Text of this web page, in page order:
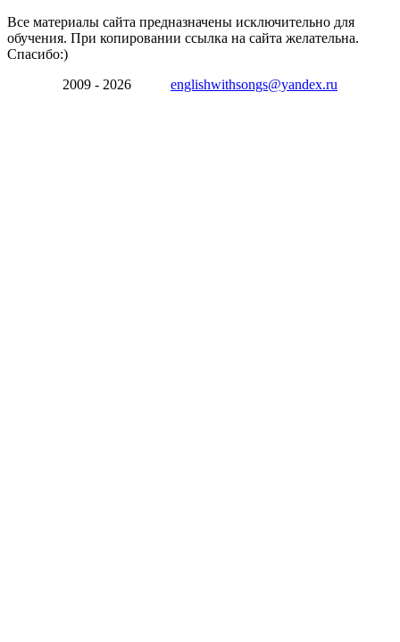
Все материалы сайта предназначены исключительно для
обучения. При копировании ссылка на сайта желательна.
Спасибо:)
2009 - 2026 englishwithsongs@yandex.ru